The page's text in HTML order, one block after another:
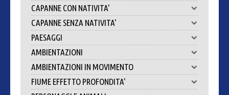
CAPANNE CON NATIVITA'
CAPANNE SENZA NATIVITA'
PAESAGGI
AMBIENTAZIONI
AMBIENTAZIONI IN MOVIMENTO
FIUME EFFETTO PROFONDITA'